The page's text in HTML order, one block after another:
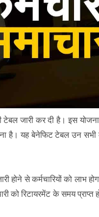
जारी कर दी है। इस
है। यह बेनेफिट टेबल उन सभी
होने से कर्मचारियों को लाभ
को रिटायरमेंट के समय प्राप्‍त